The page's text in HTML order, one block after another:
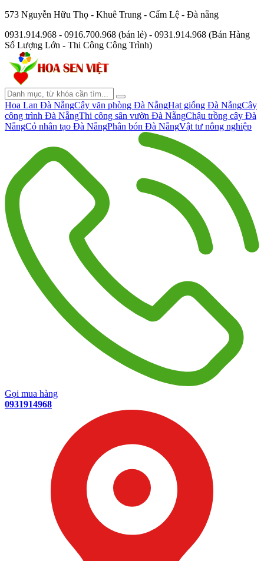
573 Nguyễn Hữu Thọ - Khuê Trung - Cẩm Lệ - Đà nẵng
0931.914.968 - 0916.700.968 (bán lẻ) - 0931.914.968 (Bán Hàng
Số Lượng Lớn - Thi Công Công Trình)
Hoa Lan Đà NẵngCây văn phòng Đà NẵngHạt giống Đà NẵngCây
công trình Đà NẵngThi công sân vườn Đà NẵngChậu trồng cây Đà
NẵngCỏ nhân tạo Đà NẵngPhân bón Đà NẵngVật tư nông nghiệp
Gọi mua hàng
0931914968